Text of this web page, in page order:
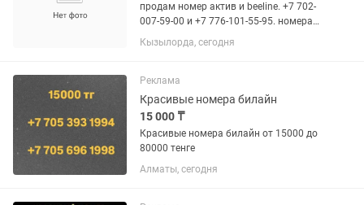
продам номер актив и beeline. +7 702-
007-59-00 и +7 776-101-55-95. номера
золото. сразу с переоформлением из
любого города.
Кызылорда, сегодня
Реклама
Красивые номера билайн
15 000 ₸
Красивые номера билайн от 15000 до
80000 тенге
Алматы, сегодня